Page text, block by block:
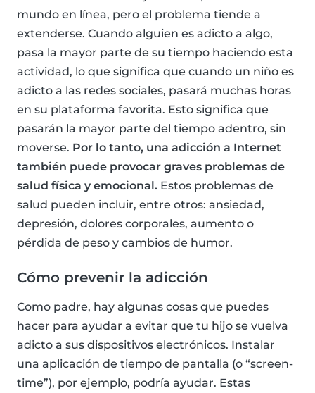
mundo en línea, pero el problema tiende a
extenderse. Cuando alguien es adicto a algo,
pasa la mayor parte de su tiempo haciendo esta
actividad, lo que significa que cuando un niño es
adicto a las redes sociales, pasará muchas horas
en su plataforma favorita. Esto significa que
pasarán la mayor parte del tiempo adentro, sin
moverse. Por lo tanto, una adicción a Internet
también puede provocar graves problemas de
salud física y emocional. Estos problemas de
salud pueden incluir, entre otros: ansiedad,
depresión, dolores corporales, aumento o
pérdida de peso y cambios de humor.
Cómo prevenir la adicción
Como padre, hay algunas cosas que puedes
hacer para ayudar a evitar que tu hijo se vuelva
adicto a sus dispositivos electrónicos. Instalar
una aplicación de tiempo de pantalla (o “screen-
time”), por ejemplo, podría ayudar. Estas